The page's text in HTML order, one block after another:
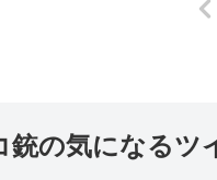
銃の気になるツ